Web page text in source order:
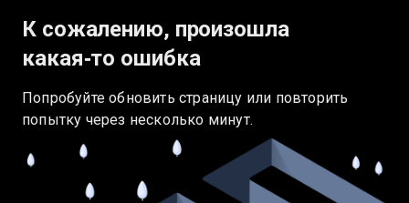
К сожалению, произошла
какая‑то ошибка
Попробуйте обновить страницу или повторить
попытку через несколько минут.